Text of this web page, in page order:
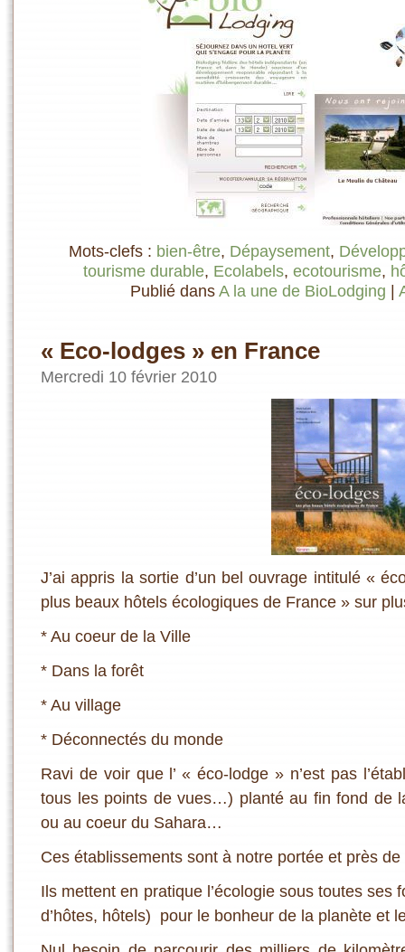
Mots-clefs : bien-être, Dépaysement,
tourisme durable, Ecolabels, ecotourisme,
Publié dansA la une de BioLodging |
« Eco-lodges » en France
Mercredi 10 février 2010
J’ai appris la sortie d’un bel ouvrage intitulé «
plus beaux hôtels écologiques de France » sur
* Au coeur de la Ville
* Dans la forêt
* Au village
* Déconnectés du monde
Ravi de voir que l’ « éco-lodge » n’est pas
tous les points de vues…) planté au fin fond de
ou au coeur du Sahara…
Ces établissements sont à notre portée et près
Ils mettent en pratique l’écologie sous toutes ses
d’hôtes, hôtels) pour le bonheur de la planète et